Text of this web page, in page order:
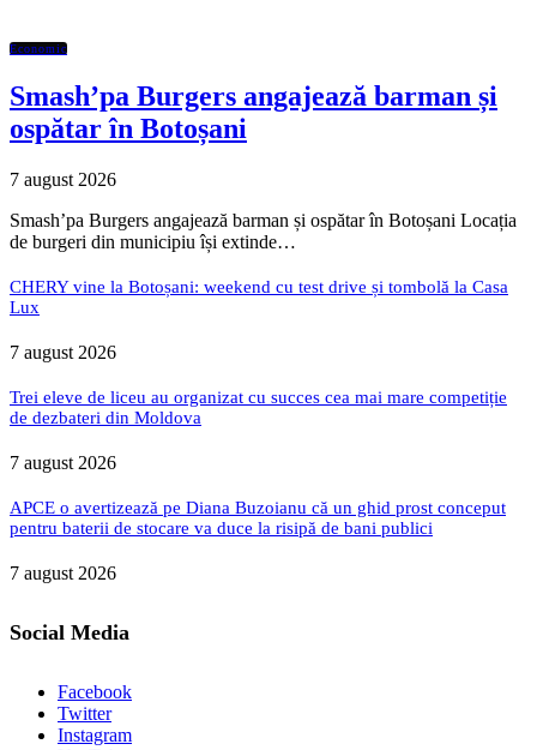
Economic
Smash’pa Burgers angajează barman și
ospătar în Botoșani
7 august 2026
Smash’pa Burgers angajează barman și ospătar în Botoșani Locația
de burgeri din municipiu își extinde…
CHERY vine la Botoșani: weekend cu test drive și tombolă la Casa
Lux
7 august 2026
Trei eleve de liceu au organizat cu succes cea mai mare competiție
de dezbateri din Moldova
7 august 2026
APCE o avertizează pe Diana Buzoianu că un ghid prost conceput
pentru baterii de stocare va duce la risipă de bani publici
7 august 2026
Social Media
Facebook
Twitter
Instagram